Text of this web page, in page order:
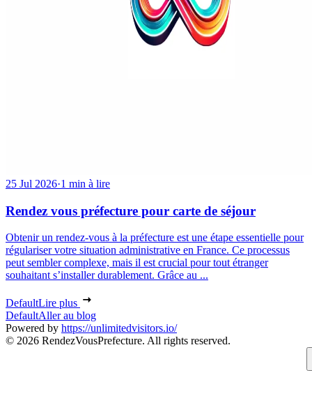
25 Jul 2026·1 min à lire
Rendez vous préfecture pour carte de séjour
Obtenir un rendez-vous à la préfecture est une étape essentielle pour
régulariser votre situation administrative en France. Ce processus
peut sembler complexe, mais il est crucial pour tout étranger
souhaitant s’installer durablement. Grâce au ...
DefaultLire plus
DefaultAller au blog
Powered by https://unlimitedvisitors.io/
© 2026 RendezVousPrefecture. All rights reserved.